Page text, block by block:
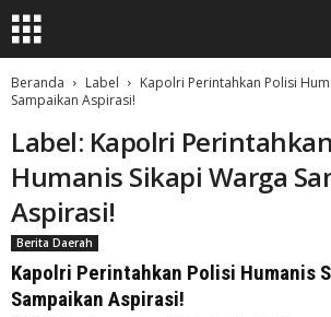
Beranda Label
Kapolri Perintahkan Polisi
Sampaikan Aspirasi!
Label: Kapolri
Humanis Sikapi Warga
Aspirasi!
Berita Daerah
Kapolri Perintahkan Polisi Humanis
Sampaikan Aspirasi!